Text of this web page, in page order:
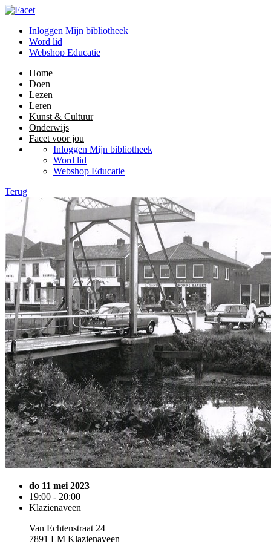
Inloggen Mijn bibliotheek
Word lid
Webshop Educatie
Home
Doen
Lezen
Leren
Kunst & Cultuur
Onderwijs
Facet voor jou
Inloggen Mijn bibliotheek
Word lid
Webshop Educatie
Terug
do 11 mei 2023
19:00 - 20:00
Klazienaveen
Van Echtenstraat 24
7891 LM Klazienaveen